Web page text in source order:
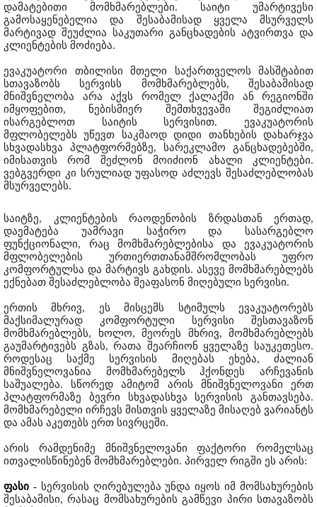
დამატებითი მომხმარებლები. საიტი უმარტივესი
გამოსაყენებელია და შესაბამისად ყველა მსურველს
მარტივად შეუძლია საკუთარი განცხადების ატვირთვა და
კლიენტების მოძიება.
ევაკუატორი თბილისი მთელი საქართველოს მასშტაბით
სთავაზობს სერვისს მომხმარებლებს, შესაბამისად
მნიშვნელობა არა აქვს რომელ ქალაქში ან რეგიონში
იმყოფებით, ნებისმიერ შემთხვევაში შეგიძლიათ
ისარგებლოთ საიტის სერვისით. ევაკუატორის
მფლობელებს უწევთ საკმაოდ დიდი თანხების დახარჯვა
სხვადასხვა პლატფორმებზე, სარეკლამო განცხადებებში,
იმისათვის რომ შეძლონ მოიძიონ ახალი კლიენტები.
ვებგვერდი კი სრულიად უფასოდ აძლევს შესაძლებლობას
მსურველებს.
საიტზე, კლიენტების რაოდენობის ზრდასთან ერთად,
დაემატება უამრავი საჭირო და სასარგებლო
ფუნქციონალი, რაც მომხმარებლებისა და ევაკუატორის
მფლობელების ურთიერთთანამშრომლობას უფრო
კომფორტულსა და მარტივს გახდის. ასევე მომხმარებლებს
ექნებათ შესაძლებლობა შეაფასონ მიღებული სერვისი.
ერთის მხრივ, ეს მისცემს სტიმულს ევაკუატორებს
მაქსიმალურად კომფორტული სერვისი შესთავაზონ
მომხმარებლებს, ხოლო, მეორეს მხრივ, მომხმარებლებს
გაუმარტივებს გზას, რათა შეარჩიონ ყველაზე საუკეთესო.
როდესაც საქმე სერვისის მიღებას ეხება, ძალიან
მნიშვნელოვანია მომხმარებელს ჰქონდეს არჩევანის
საშუალება. სწორედ ამიტომ არის მნიშვნელოვანი ერთ
პლატფორმაზე ბევრი სხვადასხვა სერვისის განთავსება.
მომხმარებელი ირჩევს მისთვის ყველაზე მისაღებ ვარიანტს
და ამას აკეთებს ერთ სივრცეში.
არის რამდენიმე მნიშვნელოვანი ფაქტორი რომელსაც
ითვალისწინებენ მომხმარებლები. პირველ რიგში ეს არის:
ფასი -სერვისის ღირებულება უნდა იყოს იმ მომსახურების
შესაბამისი, რასაც მომსახურების გამწევი პირი სთავაზობს